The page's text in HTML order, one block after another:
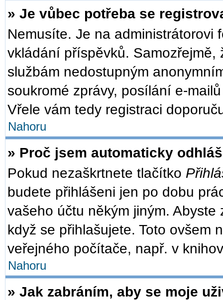
» Je vůbec potřeba se
Nemusíte. Je na administrátorovi
vkládání příspěvků.
službám nedostupným
soukromé zprávy, posílání e-
Vřele vám tedy registraci
Nahoru
» Proč jsem automaticky
Pokud nezaškrtnete tlačítko
budete přihlášeni jen po dobu
vašeho účtu někým jiným.
když se přihlašujete. Toto ovšem
veřejného počítače, např. v
Nahoru
» Jak zabráním, aby se moje